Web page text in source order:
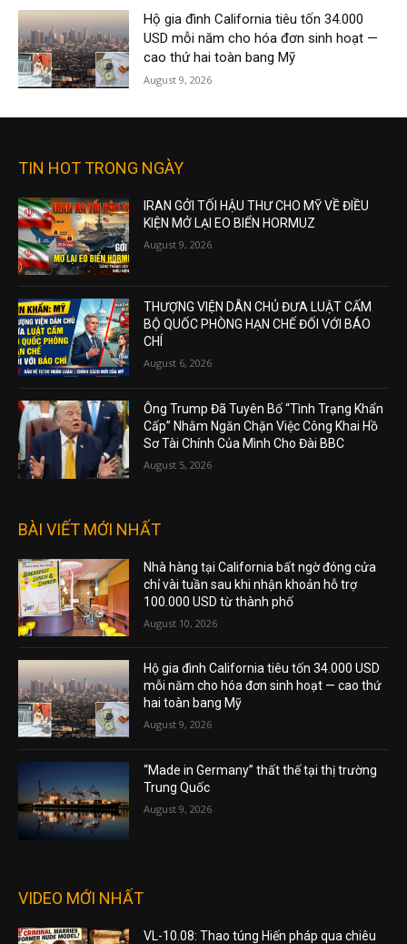
Hộ gia đình California tiêu tốn 34.000
USD mỗi năm cho hóa đơn sinh hoạt —
cao thứ hai toàn bang Mỹ
August 9, 2026
TIN HOT TRONG NGÀY
IRAN GỞI TỐI HẬU THƯ CHO MỸ VỀ ĐIỀU
KIỆN MỞ LẠI EO BIỂN HORMUZ
August 9, 2026
THƯỢNG VIỆN DÂN CHỦ ĐƯA LUẬT CẤM
BỘ QUỐC PHÒNG HẠN CHẾ ĐỐI VỚI BÁO
CHÍ
August 6, 2026
Ông Trump Đã Tuyên Bố “Tình Trạng Khẩn
Cấp” Nhằm Ngăn Chặn Việc Công Khai Hồ
Sơ Tài Chính Của Mình Cho Đài BBC
August 5, 2026
BÀI VIẾT MỚI NHẤT
Nhà hàng tại California bất ngờ đóng cửa
chỉ vài tuần sau khi nhận khoản hỗ trợ
100.000 USD từ thành phố
August 10, 2026
Hộ gia đình California tiêu tốn 34.000 USD
mỗi năm cho hóa đơn sinh hoạt — cao thứ
hai toàn bang Mỹ
August 9, 2026
“Made in Germany” thất thế tại thị trường
Trung Quốc
August 9, 2026
VIDEO MỚI NHẤT
VL-10.08: Thao túng Hiến pháp qua chiêu